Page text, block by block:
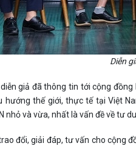
Diễn
giả đã thông tin tới cộng
hướng thế giới, thực tế tại Việt
nhỏ và vừa, nhất là vấn đề về tư
đổi, giải đáp, tư vấn cho cộng